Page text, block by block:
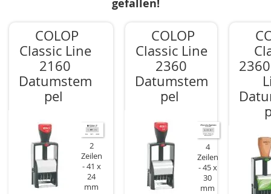
gefallen!
COLOP
Classic Line
2160
Datumstem
pel
2
Zeilen
41 x
24
mm
COLOP
Classic Line
2360
Datumstem
pel
4
Zeilen
45 x
30
mm